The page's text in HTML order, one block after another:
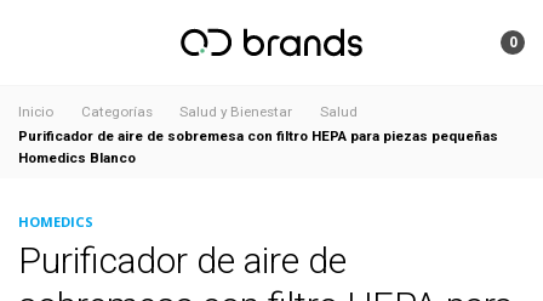
0
Inicio Categorías Salud y Bienestar
Salud
Purificador de aire de sobremesa con filtro HEPA para piezas pequeñas
Homedics Blanco
HOMEDICS
Purificador de aire de